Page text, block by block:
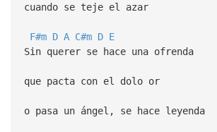
cuando se teje el azar
F#m D A C#m D E
Sin querer se hace una ofrenda
que pacta con el dolo or
o pasa un ángel, se hace leyenda